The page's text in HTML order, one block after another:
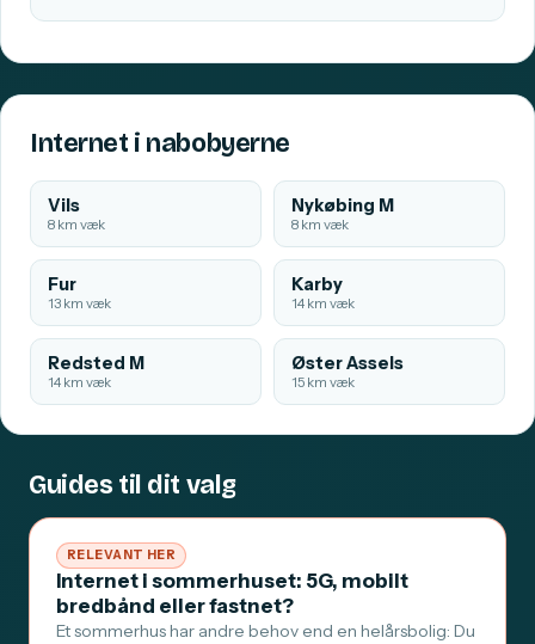
Internet i nabobyerne
Vils
8 km væk
Nykøbing M
8 km væk
Fur
13 km væk
Karby
14 km væk
Redsted M
14 km væk
Øster Assels
15 km væk
Guides til dit valg
RELEVANT HER
Internet i sommerhuset: 5G, mobilt
bredbånd eller fastnet?
Et sommerhus har andre behov end en helårsbolig: Du